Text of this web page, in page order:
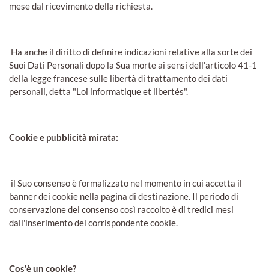
mese dal ricevimento della richiesta.
Ha anche il diritto di definire indicazioni relative alla sorte dei
Suoi Dati Personali dopo la Sua morte ai sensi dell'articolo 41-1
della legge francese sulle libertà di trattamento dei dati
personali, detta "Loi informatique et libertés".
Cookie e pubblicità mirata:
il Suo consenso è formalizzato nel momento in cui accetta il
banner dei cookie nella pagina di destinazione. Il periodo di
conservazione del consenso così raccolto è di tredici mesi
dall'inserimento del corrispondente cookie.
Cos'è un cookie?